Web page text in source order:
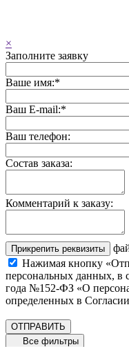
×
Заполните заявку
Ваше имя:*
Ваш E-mail:*
Ваш телефон:
Состав заказа:
Комментарий к заказу:
Прикрепить реквизиты
Нажимая кнопку
персональных данных, в
года №152-ФЗ «О
определенных в
ОТПРАВИТЬ
Все фильтры